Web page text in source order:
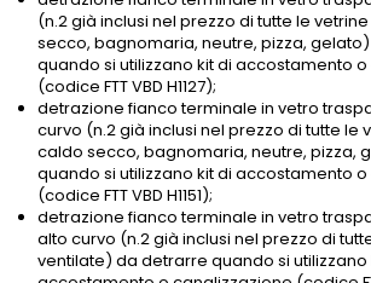
(n.2 già inclusi nel prezzo di tutte le
secco, bagnomaria, neutre, pizza,
quando si utilizzano kit di accostamento
(codice FTT VBD H1127);
detrazione fianco terminale in vetro
curvo (n.2 già inclusi nel prezzo di tutte le
caldo secco, bagnomaria, neutre, pizza,
quando si utilizzano kit di accostamento
(codice FTT VBD H1151);
detrazione fianco terminale in vetro
alto curvo (n.2 già inclusi nel prezzo di
ventilate) da detrarre quando si utilizzano